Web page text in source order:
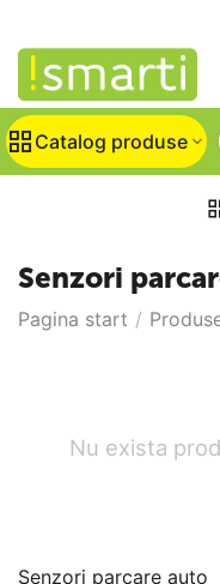
Catalog produse
Senzori
Pagina start /
Senzori parcare auto
Nu exista